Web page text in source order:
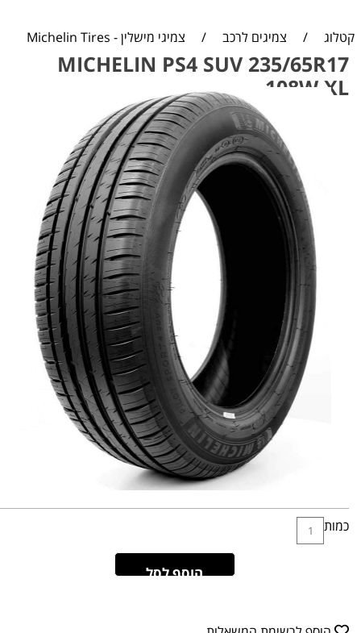
קטלוג / צמיגים לרכב / צמיגי מישלין - Michelin Tires
MICHELIN PS4 SUV 235/65R17
108W XL
כמות
הוסף לסל